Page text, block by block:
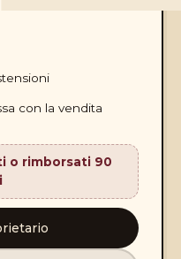
con la vendita
o rimborsati 90